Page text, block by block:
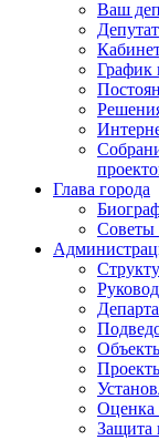
Ваш
График
Глава города
Советы
Оценка
Защита